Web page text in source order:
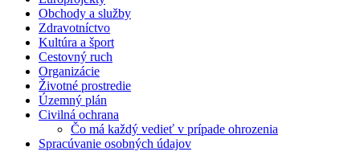
Obchody a služby
Zdravotníctvo
Kultúra a šport
Cestovný ruch
Organizácie
Životné prostredie
Územný plán
Civilná ochrana
Čo má každý vedieť v prípade ohrozenia
Spracúvanie osobných údajov